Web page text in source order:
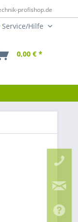
profishop.de
Service/Hilfe
0,00 € *